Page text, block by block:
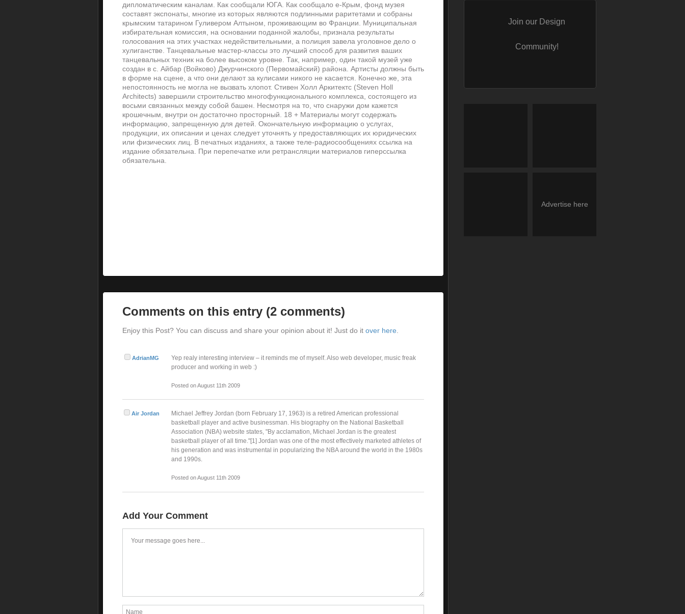
дипломатическим каналам. Как сообщали ЮГА. Как сообщало е-Крым, фонд музея
составят экспонаты, многие из которых являются подлинными раритетами и собраны
крымским татарином Гуливером Алтыном, проживающим во Франции. Муниципальная
избирательная комиссия, на основании поданной жалобы, признала результаты
голосования на этих участках недействительными, а полиция завела уголовное дело о
хулиганстве. Танцевальные мастер-классы это лучший способ для развития ваших
танцевальных техник на более высоком уровне. Так, например, один такой музей уже
создан в с. Айбар (Войково) Джурчинского (Первомайский) района. Артисты должны быть
в форме на сцене, а что они делают за кулисами никого не касается. Конечно же, эта
непостоянность не могла не вызвать хлопот. Стивен Холл Аркитектс (Steven Holl
Architects) завершили строительство многофункционального комплекса, состоящего из
восьми связанных между собой башен. Несмотря на то, что снаружи дом кажется
крошечным, внутри он достаточно просторный. 18 + Материалы могут содержать
информацию, запрещенную для детей. Окончательную информацию о услугах,
продукции, их описании и ценах следует уточнять у предоставляющих их юридических
или физических лиц. В печатных изданиях, а также теле-радиосообщениях ссылка на
издание обязательна. При перепечатке или ретрансляции материалов гиперссылка
обязательна.
Comments on this entry (2 comments)
Enjoy this Post? You can discuss and share your opinion about it! Just do it over here
AdrianMG
Yep realy interesting interview – it reminds me of myself. Also web developer, music freak
producer and working in web :)
Posted on August 11th 2009
Air Jordan
Michael Jeffrey Jordan (born February 17, 1963) is a retired American professional
basketball player and active businessman. His biography on the National Basketball
Association (NBA) website states, "By acclamation, Michael Jordan is the greatest
basketball player of all time."[1] Jordan was one of the most effectively marketed athletes of
his generation and was instrumental in popularizing the NBA around the world in the 1980s
and 1990s.
Posted on August 11th 2009
Add Your Comment
Join our Design
Community!
Advertise here